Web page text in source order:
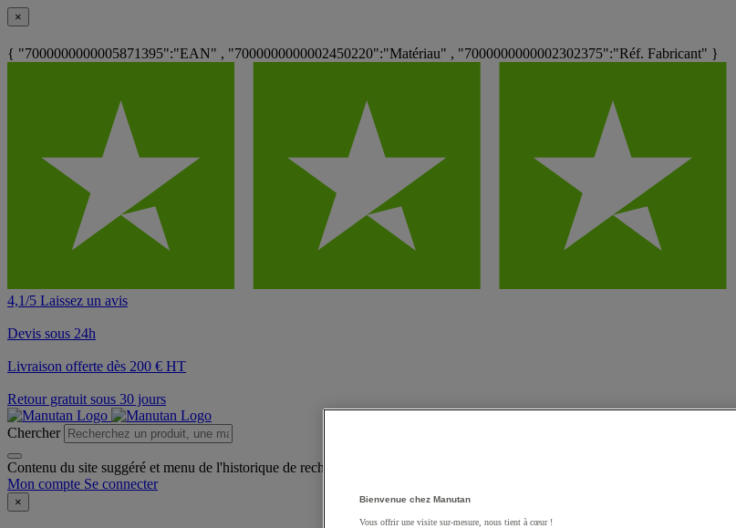
×
{ "7000000000005871395":"EAN" , "7000000000002450220":"Matériau" , "7000000000002302375":"Réf. Fabricant" }
4,1/5 Laissez un avis
Devis sous 24h
Livraison offerte dès 200 € HT
Retour gratuit sous 30 jours
Chercher
Contenu du site suggéré et menu de l'historique de recherche
Mon compte Se connecter
× Bienvenue chez Manutan
Vous offrir une visite sur-mesure, nous tient à cœur !